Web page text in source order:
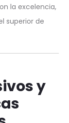
la excelencia,
superior de
y